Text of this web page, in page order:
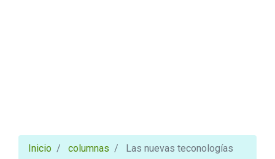
Inicio columnas Las nuevas teconologías